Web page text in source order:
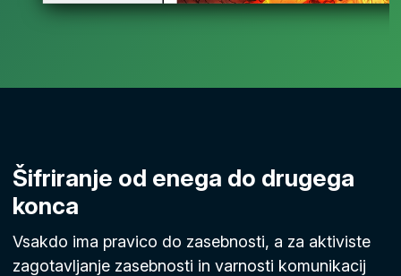
Šifriranje od enega do drugega
konca
Vsakdo ima pravico do zasebnosti, a za aktiviste
zagotavljanje zasebnosti in varnosti komunikacij